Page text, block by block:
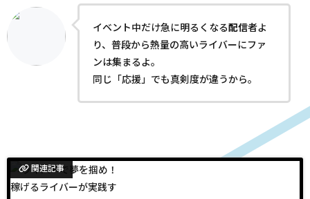
イベント中だけ急に明るくなる配信者よ
り、普段から熱量の高いライバーにファ
ンは集まるよ。
同じ「応援」でも真剣度が違うから。
関連記事